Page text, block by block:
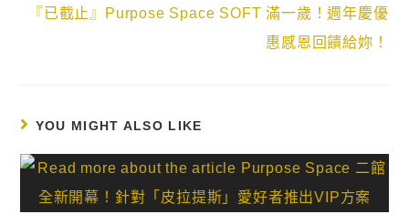
『已截止』Purpose Space SOFT 滿一歲！週年慶優
惠感恩回饋給妳！
YOU MIGHT ALSO LIKE